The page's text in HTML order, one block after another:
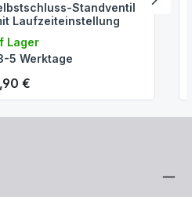
Standventil
Laufzeiteinstellung
Lager
5 Werktage
Preis:
€